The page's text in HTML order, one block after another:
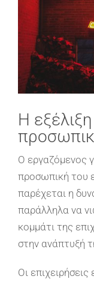
H
Ο εργαζόμενος
προσωπική του
παρέχεται η
παράλληλα να
κομμάτι της
στην ανάπτυξή
Οι